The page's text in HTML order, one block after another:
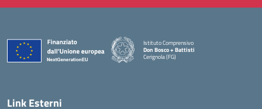
Istituto Comprensivo
Don Bosco + Battisti
Cerignola (FG)
— Visita la pagina iniziale della scuola
Link Esterni